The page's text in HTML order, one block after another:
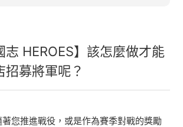
志 HEROES】該怎麼做才能
招募將軍呢？
您推進戰役，或是作為賽季對戰的獎勵